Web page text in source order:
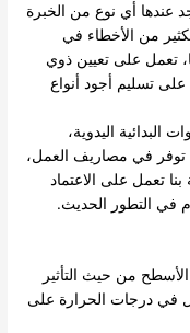
عندها أي نوع من الخبرة
من الأخطاء في
تعمل على تعيين ذوي
تسليم أجود أنواع
البدائية اليدوية،
توفر في مصاريف العمل،
تعمل على الاعتماد
في التطور الحديث.
من حيث التأثير
في درجات الحرارة على